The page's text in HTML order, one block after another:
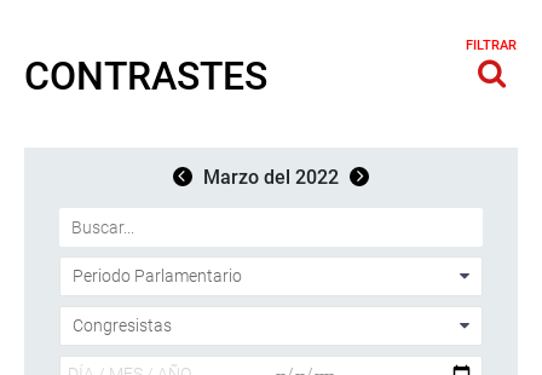
CONTRASTES
FILTRAR
Marzo del 2022